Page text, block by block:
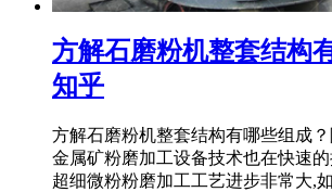
方解石磨粉机整套结构
知乎
方解石磨粉机整套结构有哪些组成
金属矿粉磨加工设备技术也在快速
超细微粉粉磨加工工艺进步非常大,